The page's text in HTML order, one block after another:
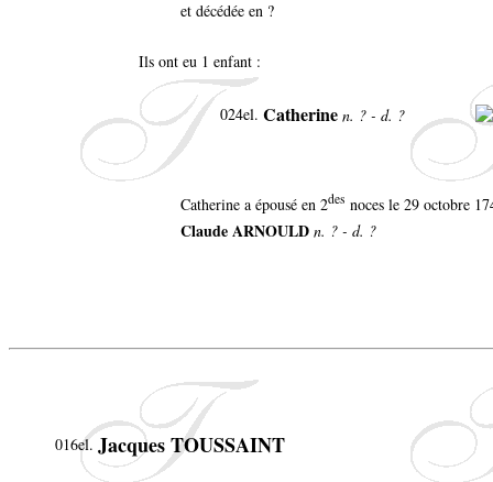
et décédée en ?
Ils ont eu 1 enfant :
024el. Catherine n. ? - d. ?
Catherine a épousé en 2des noces le 29 octobre
Claude ARNOULD n. ? - d. ?
016el. Jacques TOUSSAINT